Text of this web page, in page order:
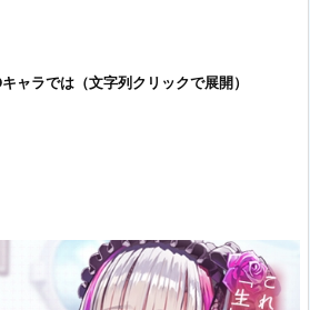
ャラでは（文字列クリックで展開）